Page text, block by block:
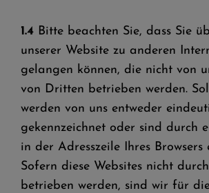
1.4 Bitte beachten Sie, dass Sie
unserer Website zu anderen
gelangen können, die nicht von
von Dritten betrieben werden.
werden von uns entweder
gekennzeichnet oder sind durch
in der Adresszeile Ihres Browsers
Sofern diese Websites nicht
betrieben werden, sind wir für